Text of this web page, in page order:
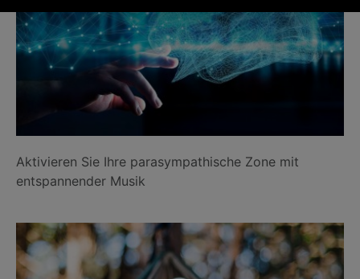
Aktivieren Sie Ihre parasympathische Zone mit
entspannender Musik